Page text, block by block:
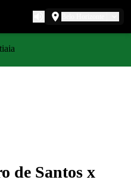
de Santos x